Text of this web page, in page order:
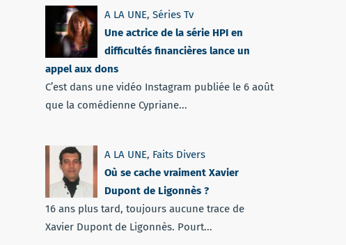
A LA UNE, Séries Tv
Une actrice de la série HPI en
difficultés financières lance un
appel aux dons
C’est dans une vidéo Instagram publiée le 6 août
que la comédienne Cypriane...
A LA UNE, Faits Divers
Où se cache vraiment Xavier
Dupont de Ligonnès ?
16 ans plus tard, toujours aucune trace de
Xavier Dupont de Ligonnès. Pourt...